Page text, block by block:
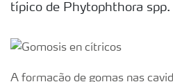
Deficiências
típico de Phytophthora spp.
A formação de gomas nas